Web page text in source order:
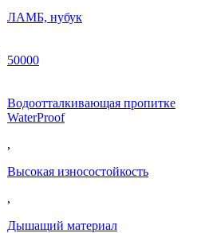
ЛАМБ, нубук
50000
Водоотталкивающая пропитке
WaterProof
,
Высокая износостойкость
,
Дышащий материал